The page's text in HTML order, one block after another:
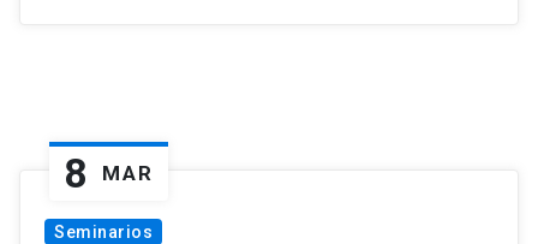
8 MAR
Seminarios